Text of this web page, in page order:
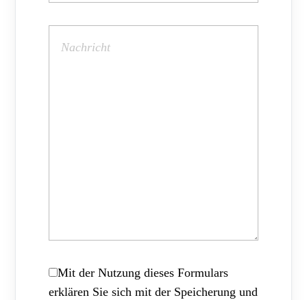
Mit der Nutzung dieses Formulars
erklären Sie sich mit der Speicherung und